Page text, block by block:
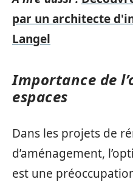
par un architecte
Langel
Importance de
espaces
Dans les projets de
d’aménagement,
est une